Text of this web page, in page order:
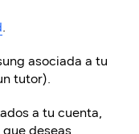
.
asociada a tu
tutor).
a tu cuenta,
deseas